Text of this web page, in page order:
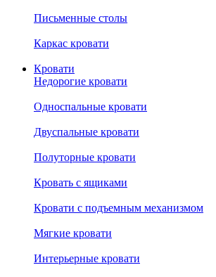
Письменные столы
Каркас кровати
Кровати
Недорогие кровати
Односпальные кровати
Двуспальные кровати
Полуторные кровати
Кровать с ящиками
Кровати с подъемным механизмом
Мягкие кровати
Интерьерные кровати